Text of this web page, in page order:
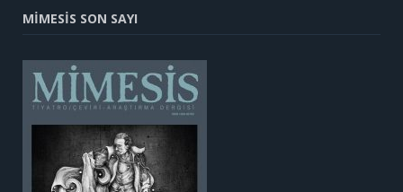
MİMESİS SON SAYI